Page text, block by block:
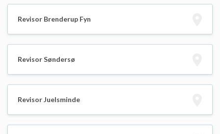
Revisor Brenderup Fyn
Revisor Søndersø
Revisor Juelsminde